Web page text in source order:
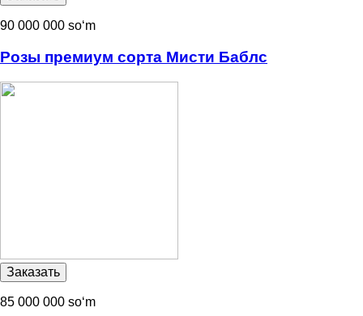
90 000 000 soʻm
Розы премиум сорта Мисти Баблс
85 000 000 soʻm